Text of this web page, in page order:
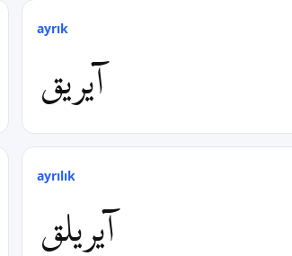
ayrık
آیریق
ayrılık
آیریلق